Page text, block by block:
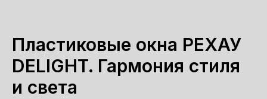
Пластиковые окна РЕХАУ
DELIGHT. Гармония стиля
и света